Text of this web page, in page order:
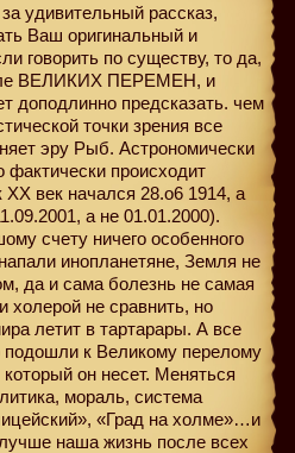
удивительный рассказ,
Ваш оригинальный и
говорить по существу, то да,
ВЕЛИКИХ ПЕРЕМЕН, и
доподлинно предсказать. чем
точки зрения все
эру Рыб. Астрономически
фактически происходит
XX век начался 28.о6 1914, а
а не 01.01.2000).
счету ничего особенного
инопланетяне, Земля не
да и сама болезнь не самая
холерой не сравнить, но
летит в тартарары. А все
к Великому перелому
он несет. Меняться
мораль, система
«Град на холме»…и
наша жизнь после всех